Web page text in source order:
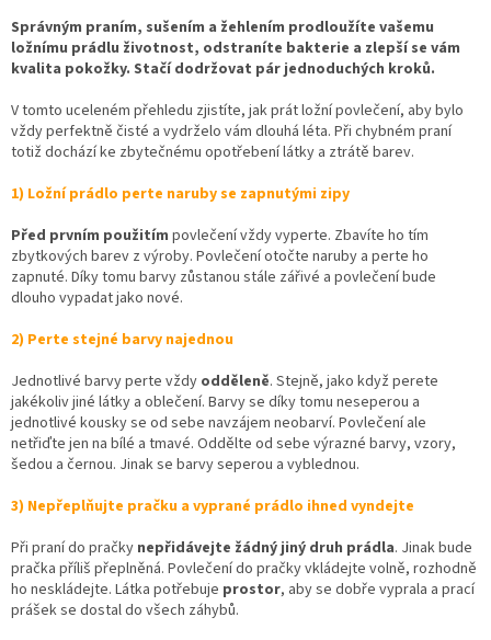
Správným praním, sušením a žehlením prodloužíte vašemu
ložnímu prádlu životnost, odstraníte bakterie a zlepší se vám
kvalita pokožky. Stačí dodržovat pár jednoduchých kroků.
V tomto uceleném přehledu zjistíte, jak prát ložní povlečení, aby bylo
vždy perfektně čisté a vydrželo vám dlouhá léta. Při chybném praní
totiž dochází ke zbytečnému opotřebení látky a ztrátě barev.
1) Ložní prádlo perte naruby se zapnutými zipy
Před prvním použitím povlečení vždy vyperte. Zbavíte ho tím
zbytkových barev z výroby. Povlečení otočte naruby a perte ho
zapnuté. Díky tomu barvy zůstanou stále zářivé a povlečení bude
dlouho vypadat jako nové.
2) Perte stejné barvy najednou
Jednotlivé barvy perte vždy odděleně. Stejně, jako když perete
jakékoliv jiné látky a oblečení. Barvy se díky tomu neseperou a
jednotlivé kousky se od sebe navzájem neobarví. Povlečení ale
netřiďte jen na bílé a tmavé. Oddělte od sebe výrazné barvy, vzory,
šedou a černou. Jinak se barvy seperou a vyblednou.
3) Nepřeplňujte pračku a vyprané prádlo ihned vyndejte
Při praní do pračky nepřidávejte žádný jiný druh prádla. Jinak bude
pračka příliš přeplněná. Povlečení do pračky vkládejte volně, rozhodně
ho neskládejte. Látka potřebuje prostor, aby se dobře vyprala a prací
prášekse dostal do všech záhybů.